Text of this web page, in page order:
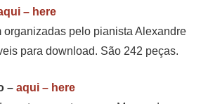
– here
organizadas pelo pianista Alexandre
para download. São 242 peças.
–aqui – here